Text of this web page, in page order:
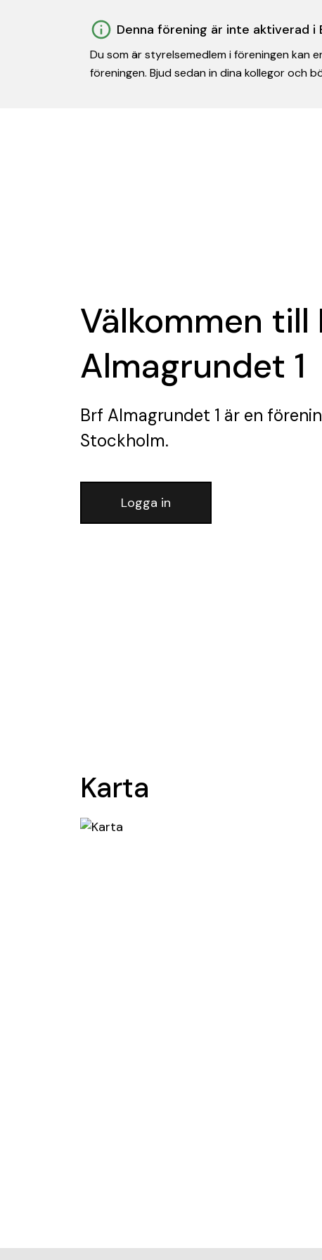
Denna förening är inte aktiverad i
Du som är styrelsemedlem i föreningen kan
föreningen. Bjud sedan in dina kollegor och
Välkommen till
Almagrundet 1
Brf Almagrundet 1 är en
Stockholm.
Logga in
Karta